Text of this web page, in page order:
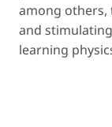
among others,
and
learning